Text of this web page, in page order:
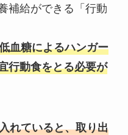
補給ができる「行動
血糖によるハンガー
行動食をとる必要が
れていると、取り出